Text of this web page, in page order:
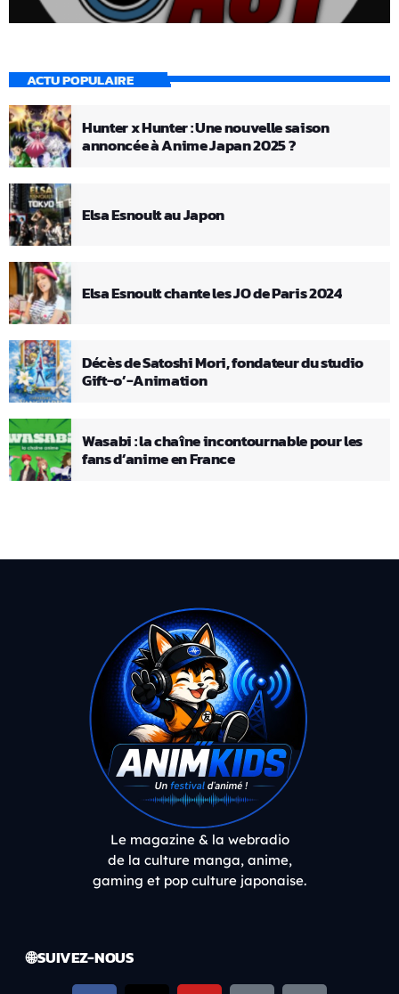
ACTU POPULAIRE
Hunter x Hunter : Une nouvelle saison
annoncée à Anime Japan 2025 ?
Elsa Esnoult au Japon
Elsa Esnoult chante les JO de Paris 2024
Décès de Satoshi Mori, fondateur du studio
Gift-o’-Animation
Wasabi : la chaîne incontournable pour les
fans d’anime en France
Le magazine & la webradio
de la culture manga, anime,
gaming et pop culture japonaise.
🌐 SUIVEZ-NOUS